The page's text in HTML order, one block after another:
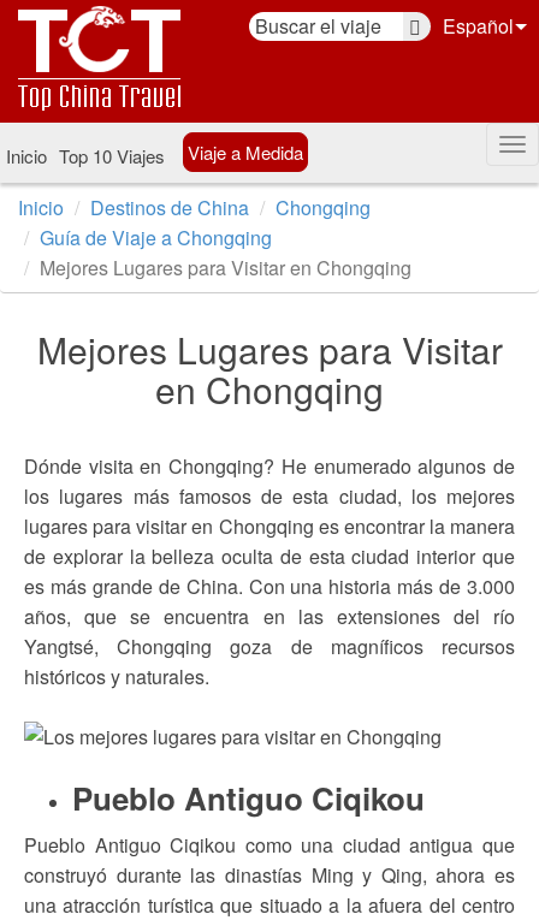
Español
Inicio Top 10 Viajes Viaje a Medida
Inicio Destinos de China
Chongqing
Guía de Viaje a Chongqing
Mejores Lugares para Visitar en Chongqing
Mejores Lugares para Visitar
en Chongqing
Dónde visita en Chongqing? He enumerado algunos de
los lugares más famosos de esta ciudad, los mejores
lugares para visitar en Chongqing es encontrar la manera
de explorar la belleza oculta de esta ciudad interior que
es más grande de China. Con una historia más de 3.000
años, que se encuentra en las extensiones del río
Yangtsé, Chongqing goza de magníficos recursos
históricos y naturales.
Pueblo Antiguo Ciqikou
Pueblo Antiguo Ciqikou como una ciudad antigua que
construyó durante las dinastías Ming y Qing, ahora es
una atracción turística que situado a la afuera del centro